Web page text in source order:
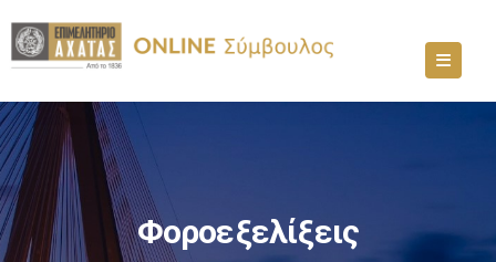
Φοροεξελίξεις